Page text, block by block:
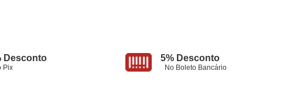
Desconto
Pix
5% Desconto
No Boleto Bancário